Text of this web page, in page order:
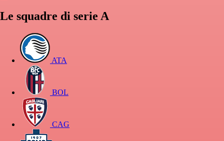
Le squadre di serie A
ATA
BOL
CAG